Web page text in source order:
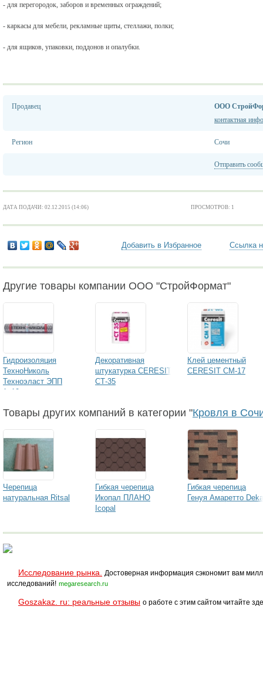
- для перегородок, заборов и временных ограждений;
- каркасы для мебели, рекламные щиты, стеллажи, полки;
- для ящиков, упаковки, поддонов и опалубки.
Продавец
ООО
контактная
Регион Сочи
Отправить
ДАТА ПОДАЧИ: 02.12.2015 (14:06) ПРОСМОТРОВ: 1
Добавить в Избранное Ссылка
Другие товары компании ООО "СтройФормат"
Гидроизоляция
ТехноНиколь
Техноэласт ЭПП
1х10
Декоративная
штукатурка CERESIT
СТ-35
Клей цементный
CERESIT СМ-17
Товары других компаний в категории "Кровля в
Черепица
натуральная Ritsal
Гибкая черепица
Икопал ПЛАНО
Icopal
Гибкая черепица
Генуя Амаретто Deka
Исследование рынка.
Достоверная информация сэкономит вам
исследований! megaresearch.ru
Goszakaz. ru: реальные отзывы о работе с этим сайтом читайте